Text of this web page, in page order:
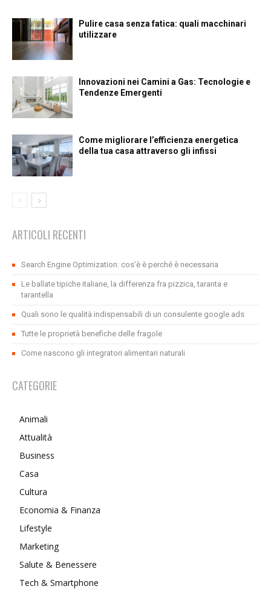
Pulire casa senza fatica: quali macchinari
utilizzare
Innovazioni nei Camini a Gas: Tecnologie e
Tendenze Emergenti
Come migliorare l’efficienza energetica
della tua casa attraverso gli infissi
ARTICOLI RECENTI
Search Engine Optimization: cos’è è perché è necessaria
Le ballate tipiche italiane, la differenza fra pizzica, taranta e
tarantella
Quali sono le qualità indispensabili di un consulente google ads
Tutte le proprietà benefiche delle fragole
Come nascono gli integratori alimentari naturali
CATEGORIE
Animali
Attualità
Business
Casa
Cultura
Economia & Finanza
Lifestyle
Marketing
Salute & Benessere
Tech & Smartphone